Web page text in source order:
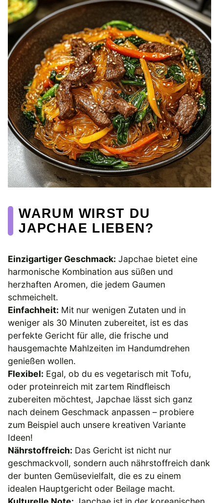
WARUM WIRST DU
JAPCHAE LIEBEN?
Einzigartiger Geschmack: Japchae bietet eine
harmonische Kombination aus süßen und
herzhaften Aromen, die jedem Gaumen
schmeichelt.
Einfachheit: Mit nur wenigen Zutaten und in
weniger als 30 Minuten zubereitet, ist es das
perfekte Gericht für alle, die frische und
hausgemachte Mahlzeiten im Handumdrehen
genießen wollen.
Flexibel: Egal, ob du es vegetarisch mit Tofu,
oder proteinreich mit zartem Rindfleisch
zubereiten möchtest, Japchae lässt sich ganz
nach deinem Geschmack anpassen – probiere
zum Beispiel auch unsere kreativen Variante
Ideen!
Nährstoffreich: Das Gericht ist nicht nur
geschmackvoll, sondern auch nährstoffreich dank
der bunten Gemüsevielfalt, die es zu einem
idealen Hauptgericht oder Beilage macht.